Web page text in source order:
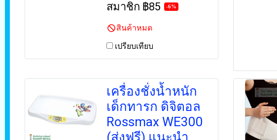
สมาชิก ฿85 -6%
สินค้าหมด
เปรียบเทียบ
เครื่องชั่งน้ำหนัก
เด็กทารก ดิจิตอล
Rossmax WE300
(ส่งฟรี) แนะนำ